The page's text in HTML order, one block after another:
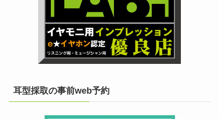
耳型採取の事前web予約